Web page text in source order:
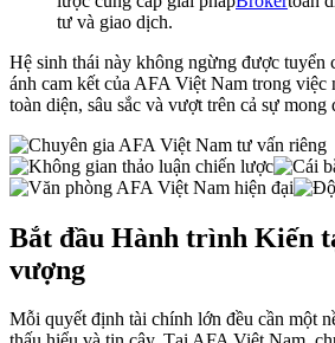
tư và giao dịch.
Hệ sinh thái này không ngừng được tuyển
ánh cam kết của AFA Việt Nam trong việc
toàn diện, sâu sắc và vượt trên cả sự mong
Bắt đầu Hành trình Kiến
vượng
Mỗi quyết định tài chính lớn đều cần một